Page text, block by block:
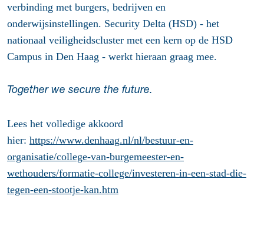
verbinding met burgers, bedrijven en
onderwijsinstellingen. Security Delta (HSD) - het
nationaal veiligheidscluster met een kern op de HSD
Campus in Den Haag - werkt hieraan graag mee.
Together we secure the future.
Lees het volledige akkoord
hier: https://www.denhaag.nl/nl/bestuur-en-
organisatie/college-van-burgemeester-en-
wethouders/formatie-college/investeren-in-een-stad-die-
tegen-een-stootje-kan.htm